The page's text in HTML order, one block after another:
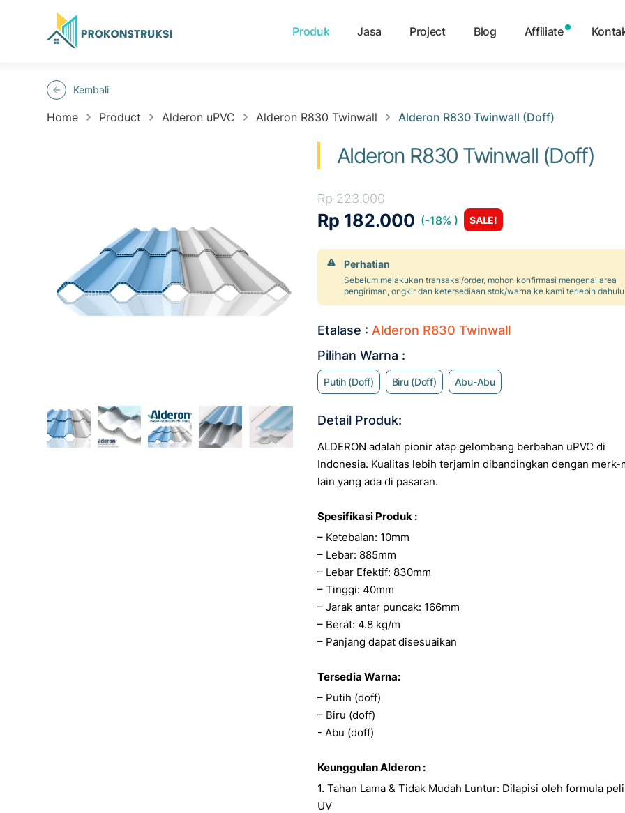
Produk Jasa Project Blog Affiliate
Kembali
Home Product Alderon uPVC Alderon R830 Twinwall Alderon R830 Twinwall (Doff)
Alderon R830 Twinwall (Doff)
Rp 223.000
Rp 182.000 (-18% ) SALE!
Perhatian
Sebelum melakukan transaksi/order, mohon konfirmasi mengenai area
pengiriman, ongkir dan ketersediaan stok/warna ke kami terlebih dahulu
Etalase : Alderon R830 Twinwall
Pilihan Warna :
Putih (doff) Biru (doff) Abu-Abu
Detail Produk:
ALDERON adalah pionir atap gelombang berbahan uPVC di
Indonesia. Kualitas lebih terjamin dibandingkan dengan merk-
lain yang ada di pasaran.
Spesifikasi Produk :
– Ketebalan: 10mm
– Lebar: 885mm
– Lebar Efektif: 830mm
– Tinggi: 40mm
– Jarak antar puncak: 166mm
– Berat: 4.8 kg/m
– Panjang dapat disesuaikan
Tersedia Warna:
– Putih (doff)
– Biru (doff)
- Abu (doff)
Keunggulan Alderon :
1. Tahan Lama & Tidak Mudah Luntur: Dilapisi oleh formula
UV